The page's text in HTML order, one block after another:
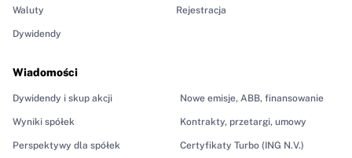
Waluty
Dywidendy
Wiadomości
Dywidendy i skup akcji
Wyniki spółek
Perspektywy dla spółek
Nowe emisje, ABB, finansowanie
Kontrakty, przetargi, umowy
Certyfikaty Turbo (ING N.V.)
Rejestracja